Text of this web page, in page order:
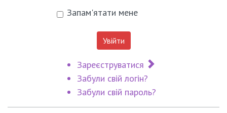
Запам'ятати мене
Увійти
Зареєструватися
Забули свій логін?
Забули свій пароль?